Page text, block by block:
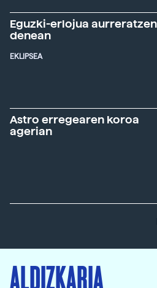
Eguzki-erlojua aurreratzen
denean
EKLIPSEA
Astro erregearen koroa
agerian
ALDIZKARIA